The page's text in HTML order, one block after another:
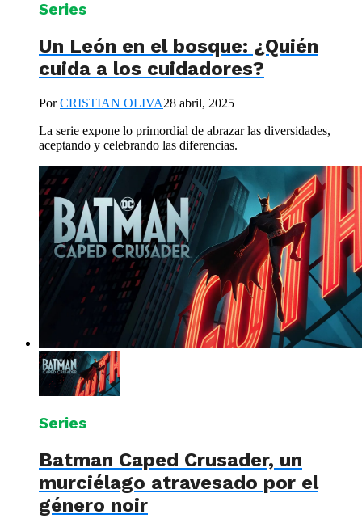
Series
Un León en el bosque: ¿Quién
cuida a los cuidadores?
PorCRISTIAN OLIVA28 abril, 2025
La serie expone lo primordial de abrazar las diversidades,
aceptando y celebrando las diferencias.
Series
Batman Caped Crusader, un
murciélago atravesado por el
género noir